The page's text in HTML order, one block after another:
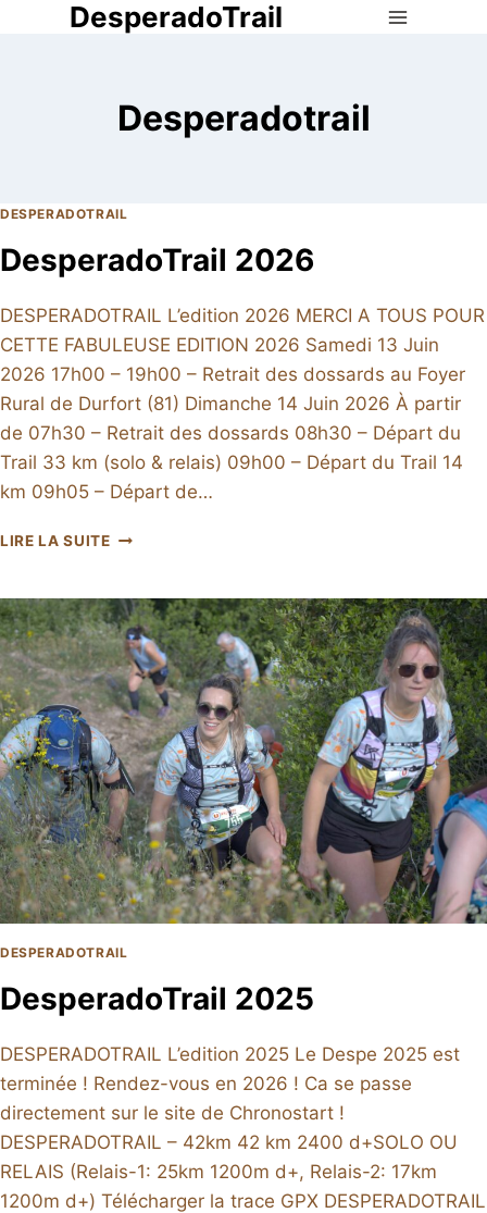
DesperadoTrail
Desperadotrail
DESPERADOTRAIL
DesperadoTrail 2026
DESPERADOTRAIL L’edition 2026 MERCI A TOUS POUR
CETTE FABULEUSE EDITION 2026 Samedi 13 Juin
2026 17h00 – 19h00 – Retrait des dossards au Foyer
Rural de Durfort (81) Dimanche 14 Juin 2026 À partir
de 07h30 – Retrait des dossards 08h30 – Départ du
Trail 33 km (solo & relais) 09h00 – Départ du Trail 14
km 09h05 – Départ de…
LIRE LA SUITEDESPERADOTRAIL
DESPERADOTRAIL
DesperadoTrail 2025
DESPERADOTRAIL L’edition 2025 Le Despe 2025 est
terminée ! Rendez-vous en 2026 ! Ca se passe
directement sur le site de Chronostart !
DESPERADOTRAIL – 42km 42 km 2400 d+SOLO OU
RELAIS (Relais-1: 25km 1200m d+, Relais-2: 17km
1200m d+) Télécharger la trace GPX DESPERADOTRAIL